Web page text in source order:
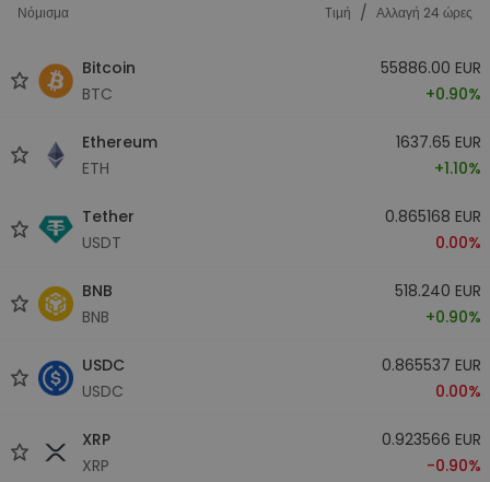
Νόμισμα Tιμή / Αλλαγή 24 ώρες
Bitcoin
BTC
55886.00 EUR
+0.90%
Ethereum
ETH
1637.65 EUR
+1.10%
Tether
USDT
0.865168 EUR
0.00%
BNB
BNB
518.240 EUR
+0.90%
USDC
USDC
0.865537 EUR
0.00%
XRP
XRP
0.923566 EUR
-0.90%